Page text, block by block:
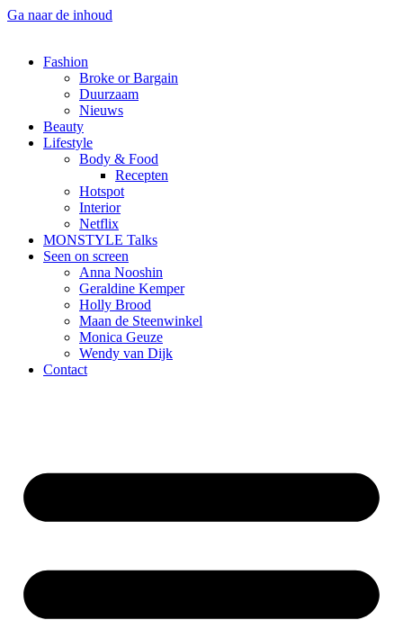
Ga naar de inhoud
Fashion
Broke or Bargain
Duurzaam
Nieuws
Beauty
Lifestyle
Body & Food
Recepten
Hotspot
Interior
Netflix
MONSTYLE Talks
Seen on screen
Anna Nooshin
Geraldine Kemper
Holly Brood
Maan de Steenwinkel
Monica Geuze
Wendy van Dijk
Contact